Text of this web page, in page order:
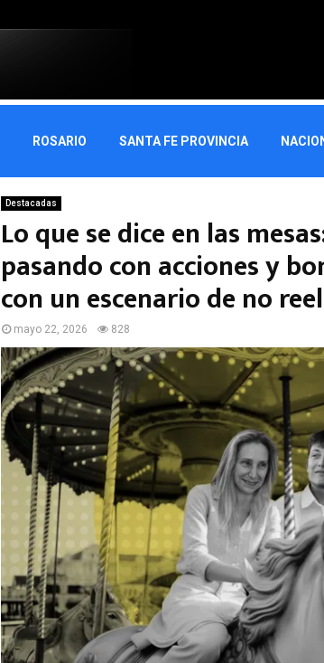
ROSARIO SANTA FE PROVINCIA
Destacadas
Lo que se dice en las
pasando con acciones y
con un escenario de no
mayo 22, 2026 828